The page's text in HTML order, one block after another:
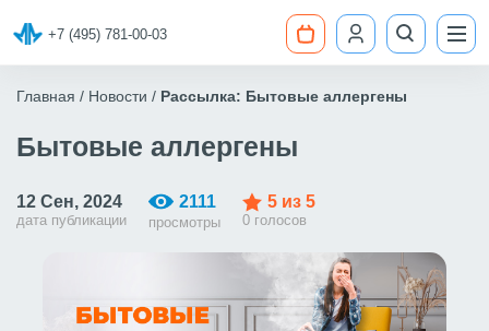
+7 (495) 781-00-03
Главная Новости Рассылка: Бытовые аллергены
Бытовые аллергены
12 Сен, 2024
дата публикации
2111
просмотры
5 из 5
0 голосов